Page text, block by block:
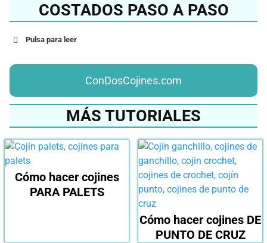
COSTADOS PASO A PASO
Pulsa para leer
ConDosCojines.com
MÁS TUTORIALES
Cómo hacer cojines
PARA PALETS
Cómo hacer cojines DE
PUNTO DE CRUZ